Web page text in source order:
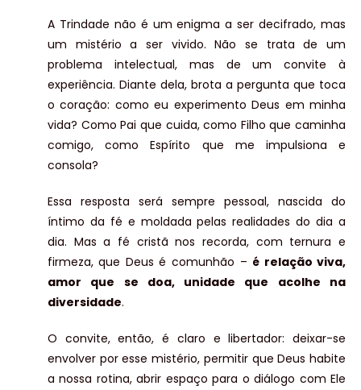
A Trindade não é um enigma a ser decifrado, mas
um mistério a ser vivido. Não se trata de um
problema intelectual, mas de um convite à
experiência. Diante dela, brota a pergunta que toca
o coração: como eu experimento Deus em minha
vida? Como Pai que cuida, como Filho que caminha
comigo, como Espírito que me impulsiona e
consola?
Essa resposta será sempre pessoal, nascida do
íntimo da fé e moldada pelas realidades do dia a
dia. Mas a fé cristã nos recorda, com ternura e
firmeza, que Deus é comunhão – é relação viva,
amor que se doa, unidade que acolhe na
diversidade.
O convite, então, é claro e libertador: deixar-se
envolver por esse mistério, permitir que Deus habite
a nossa rotina, abrir espaço para o diálogo com Ele